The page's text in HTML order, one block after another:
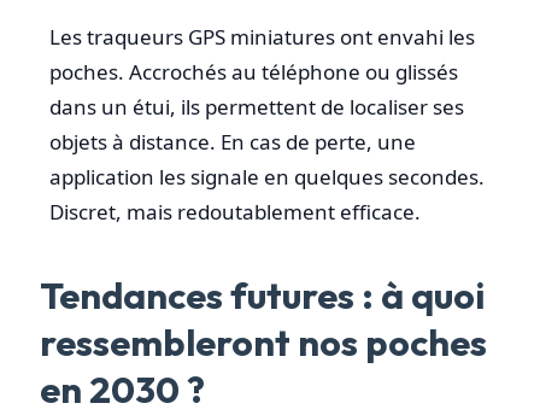
Les traqueurs GPS miniatures ont envahi les
poches. Accrochés au téléphone ou glissés
dans un étui, ils permettent de localiser ses
objets à distance. En cas de perte, une
application les signale en quelques secondes.
Discret, mais redoutablement efficace.
Tendances futures : à quoi
ressembleront nos poches
en 2030 ?